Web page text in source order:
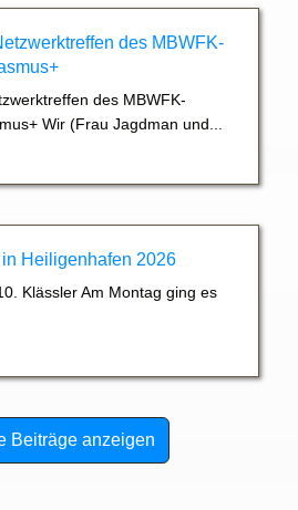
des MBWFK-
des MBWFK-
Wir (Frau Jagdman und...
Heiligenhafen 2026
Klässler Am Montag ging es
Beiträge anzeigen